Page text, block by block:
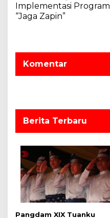
i
Implementasi Program
“Jaga Zapin”
Komentar
Berita Terbaru
Pangdam XIX Tuanku